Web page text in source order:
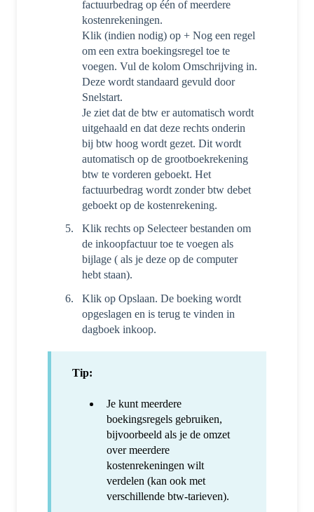
factuurbedrag op één of meerdere
kostenrekeningen.
Klik (indien nodig) op + Nog een regel
om een extra boekingsregel toe te
voegen. Vul de kolom Omschrijving in.
Deze wordt standaard gevuld door
Snelstart.
Je ziet dat de btw er automatisch wordt
uitgehaald en dat deze rechts onderin
bij btw hoog wordt gezet. Dit wordt
automatisch op de grootboekrekening
btw te vorderen geboekt. Het
factuurbedrag wordt zonder btw debet
geboekt op de kostenrekening.
Klik rechts op Selecteer bestanden om
de inkoopfactuur toe te voegen als
bijlage ( als je deze op de computer
hebt staan).
Klik op Opslaan. De boeking wordt
opgeslagen en is terug te vinden in
dagboek inkoop.
Tip:
Je kunt meerdere
boekingsregels gebruiken,
bijvoorbeeld als je de omzet
over meerdere
kostenrekeningen wilt
verdelen (kan ook met
verschillende btw-tarieven).